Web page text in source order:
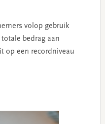
volop gebruik
bedrag aan
op een recordniveau